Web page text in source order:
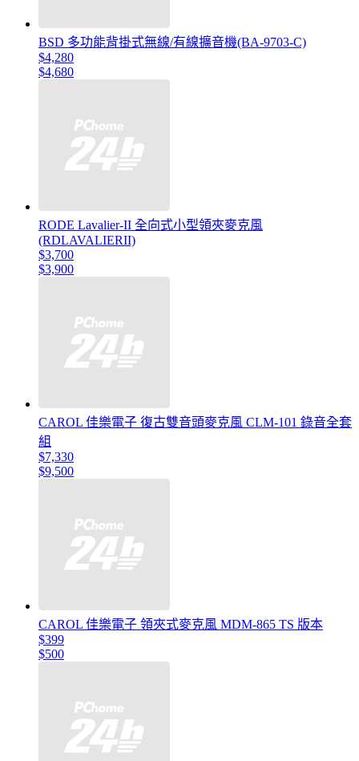
BSD 多功能背掛式無線/有線擴音機(BA-9703-C)
$4,280
$4,680
RODE Lavalier-II 全向式小型領夾麥克風
(RDLAVALIERII)
$3,700
$3,900
CAROL 佳樂電子 復古雙音頭麥克風 CLM-101 錄音全套
組
$7,330
$9,500
CAROL 佳樂電子 領夾式麥克風 MDM-865 TS 版本
$399
$500